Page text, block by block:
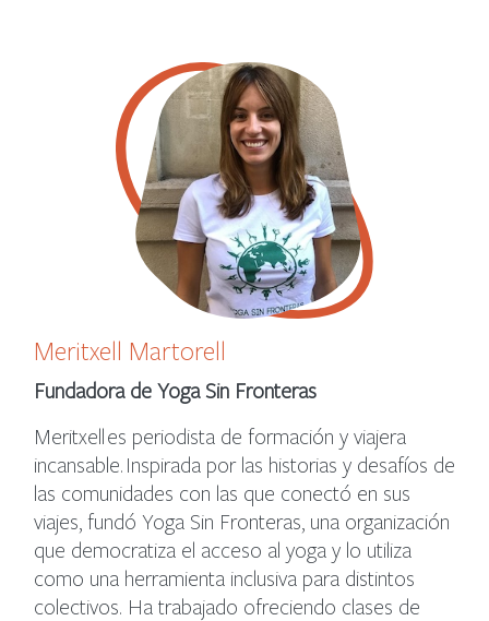
Meritxell Martorell
Fundadora de Yoga Sin Fronteras
Meritxell es periodista de formación y viajera
incansable. Inspirada por las historias y desafíos de
las comunidades con las que conectó en sus
viajes, fundó Yoga Sin Fronteras, una organización
que democratiza el acceso al yoga y lo utiliza
como una herramienta inclusiva para distintos
colectivos. Ha trabajado ofreciendo clases de